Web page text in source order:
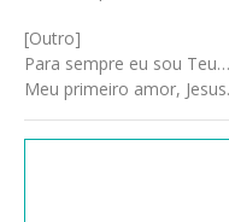
[Outro]
Para sempre eu sou Teu…
Meu primeiro amor, Jesus.